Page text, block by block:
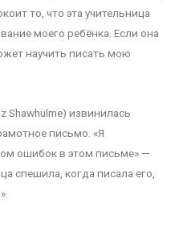
то, что эта учительница
моего ребёнка. Если она
научить писать мою
извинилась
письмо. «Я
ошибок в этом письме» —
спешила, когда писала его,